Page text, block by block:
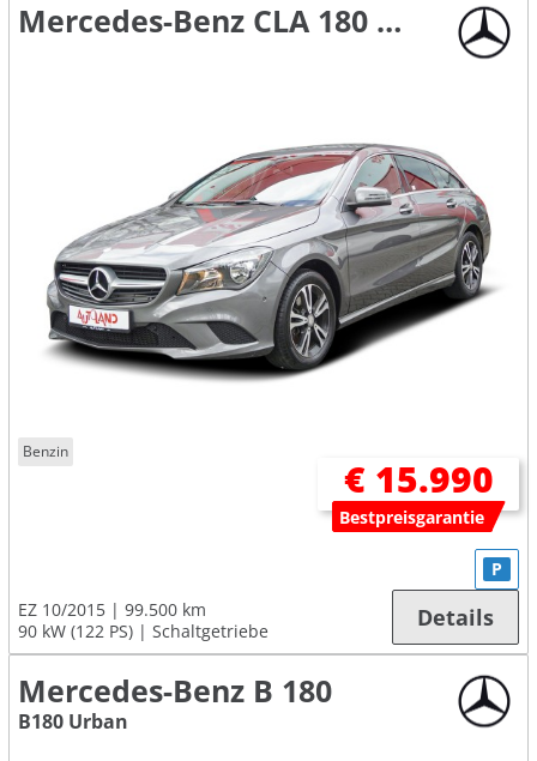
Mercedes-Benz CLA 180 Shooting Brake
Benzin
€ 15.990
Bestpreisgarantie
EZ 10/2015
99.500 km
90 kW (122 PS)
Schaltgetriebe
P
Details
Mercedes-Benz B 180
B180 Urban